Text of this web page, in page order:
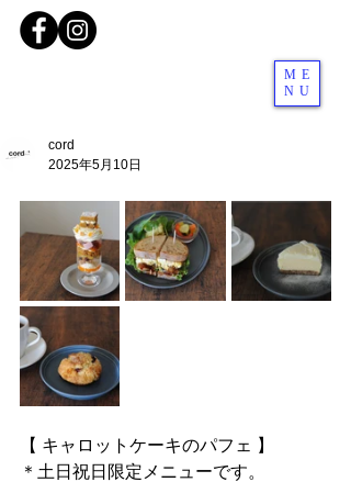
ME
NU
cord
2025年5月10日
【 キャロットケーキのパフェ 】
＊土日祝日限定メニューです。